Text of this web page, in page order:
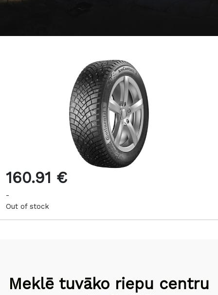
160.91 €
-
Out of stock
Meklē tuvāko riepu centru